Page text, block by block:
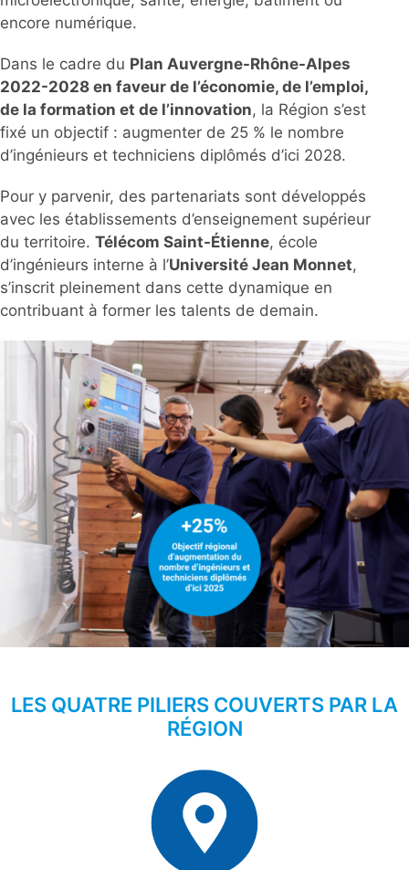
encore numérique.
Dans le cadre du Plan Auvergne-Rhône-Alpes
2022-2028 en faveur de l’économie, de l’emploi,
de la formation et de l’innovation, la Région s’est
fixé un objectif : augmenter de 25 % le nombre
d’ingénieurs et techniciens diplômés d’ici 2028.
Pour y parvenir, des partenariats sont développés
avec les établissements d’enseignement supérieur
du territoire. Télécom Saint-Étienne, école
d’ingénieurs interne à l’Université Jean Monnet,
s’inscrit pleinement dans cette dynamique en
contribuant à former les talents de demain.
LES QUATRE PILIERS COUVERTS PAR LA
RÉGION